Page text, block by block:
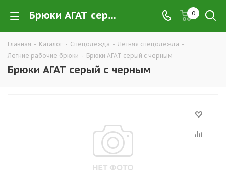
Брюки АГАТ серый с черным купить в Екатеринбурге по низким ценам оптом — интернет-магазин летних рабочих брюк в розницу компании ТД УРАЛСИЗ 0
Главная - Каталог - Спецодежда - Летняя спецодежда -
Летние рабочие брюки - Брюки АГАТ серый с черным
Брюки АГАТ серый с черным